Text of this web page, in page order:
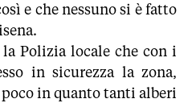
e che nessuno si è fatto
Polizia locale che con i
in sicurezza la zona,
in quanto tanti alberi